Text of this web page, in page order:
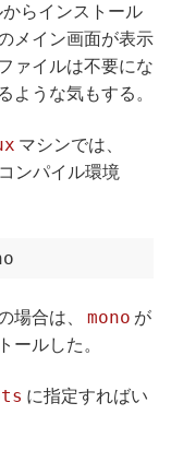
らインストール
メイン画面が表示
ァイルは不要にな
ような気もする。
マシンでは、
ンパイル環境
場合は、 mono が
ールした。
に指定すればい